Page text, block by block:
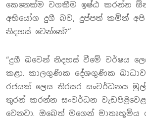
කෙනෙක්ම වගකීම ඉෂ්ඨ කරන්න
අභියෝග දුගී බව, දුප්පත් කමින්
නිදහස් වෙන්නේ?“
“දුගී බවෙන් නිදහස් වීමේ වර්ෂය
කළා. කාලගුණික දේශගුණික
රජයක් ලෙස තිරසර සංවර්ධනය
තුරන් කරන්න සංවර්ධන
වෙනවා. ඔබෙත් මගෙන්